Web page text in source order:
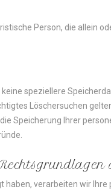
Person, die allein
speziellere
Löschersuchen
Speicherung Ihrer
verarbeiten wir Ihre